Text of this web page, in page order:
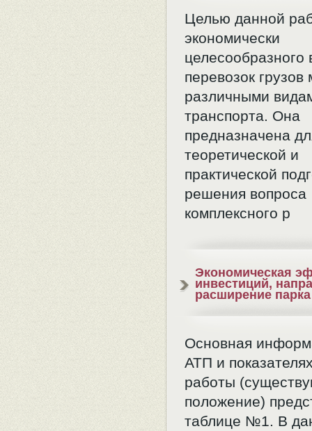
Целью данной
экономически
целесообразного
перевозок грузов
различными
транспорта. Она
предназначена
теоретической и
практической
решения вопроса
комплексного р
Экономическая
инвестиций,
расширение
Основная
АТП и
работы
положение)
таблице №1. В